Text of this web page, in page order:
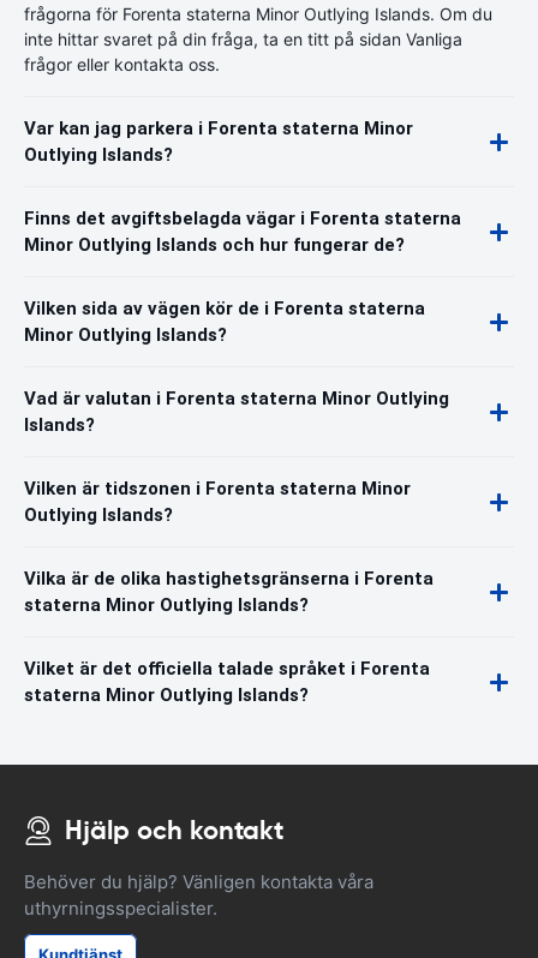
frågorna för Forenta staterna Minor Outlying Islands. Om du
inte hittar svaret på din fråga, ta en titt på sidan Vanliga
frågor eller kontakta oss.
Var kan jag parkera i Forenta staterna Minor
Outlying Islands?
Finns det avgiftsbelagda vägar i Forenta staterna
Minor Outlying Islands och hur fungerar de?
Vilken sida av vägen kör de i Forenta staterna
Minor Outlying Islands?
Vad är valutan i Forenta staterna Minor Outlying
Islands?
Vilken är tidszonen i Forenta staterna Minor
Outlying Islands?
Vilka är de olika hastighetsgränserna i Forenta
staterna Minor Outlying Islands?
Vilket är det officiella talade språket i Forenta
staterna Minor Outlying Islands?
Hjälp och kontakt
Behöver du hjälp? Vänligen kontakta våra
uthyrningsspecialister.